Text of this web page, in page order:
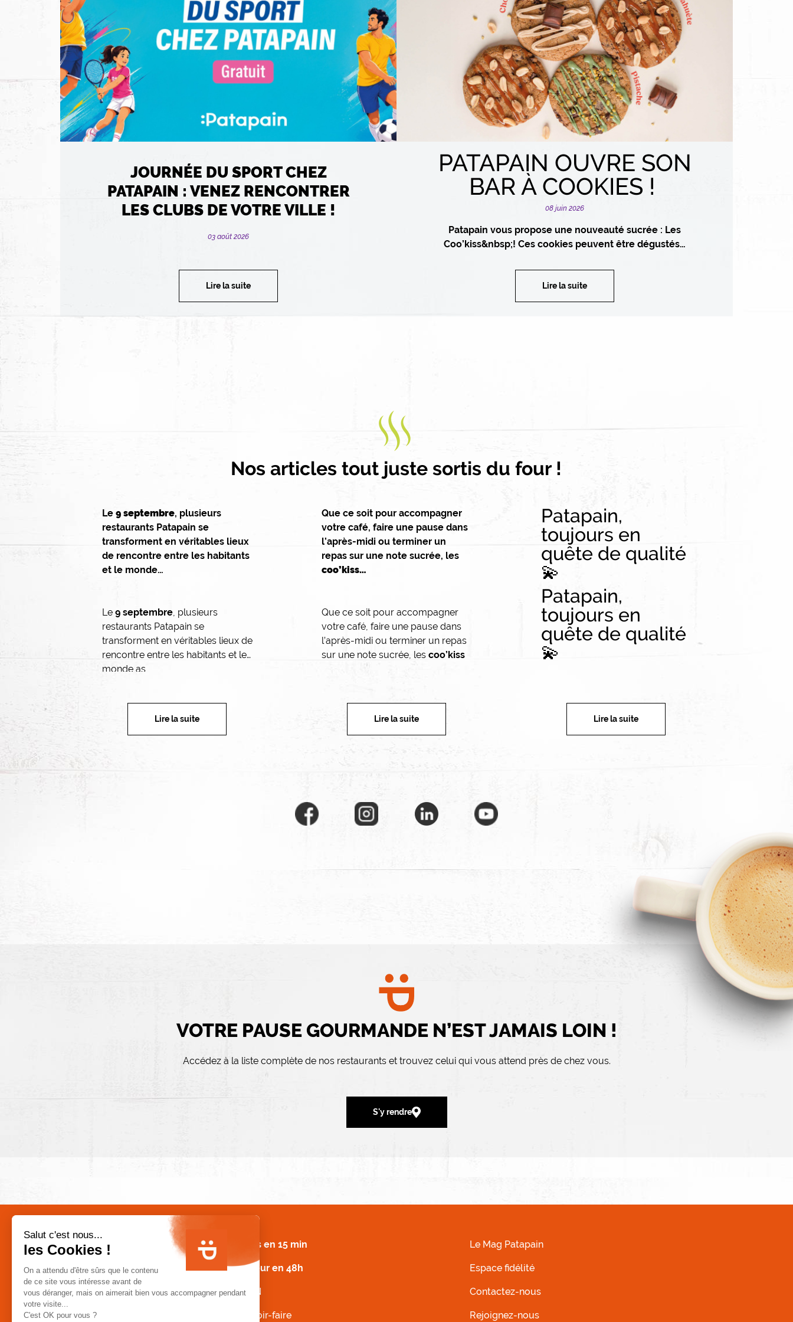
JOURNÉE DU SPORT CHEZ
PATAPAIN : VENEZ RENCONTRER
LES CLUBS DE VOTRE VILLE !
03 août 2026
Lire la suite
PATAPAIN OUVRE SON
BAR À COOKIES !
08 juin 2026
Patapain vous propose une nouveauté sucrée : Les
Coo’kiss&nbsp;! Ces cookies peuvent être dégustés…
Lire la suite
Nos articles tout juste sortis du four !
Le 9 septembre, plusieurs
restaurants Patapain se
transforment en véritables lieux
de rencontre entre les habitants
et le monde…
Le 9 septembre, plusieurs
restaurants Patapain se
transforment en véritables lieux de
rencontre entre les habitants et le
monde as
Lire la suite
Que ce soit pour accompagner
votre café, faire une pause dans
l’après-midi ou terminer un
repas sur une note sucrée, les
coo’kiss…
Que ce soit pour accompagner
votre café, faire une pause dans
l’après-midi ou terminer un repas
sur une note sucrée, les coo’kiss
Lire la suite
Patapain,
toujours en
quête de qualité
💫
Patapain,
toujours en
quête de qualité
💫
Lire la suite
VOTRE PAUSE GOURMANDE N’EST JAMAIS LOIN !
Accédez à la liste complète de nos restaurants et trouvez celui qui vous attend près de chez vous.
S'y rendre
Mon repas en 15 min
Mon traiteur en 48h
Notre ADN
Notre savoir-faire
Le Mag Patapain
Espace fidélité
Contactez-nous
Rejoignez-nous